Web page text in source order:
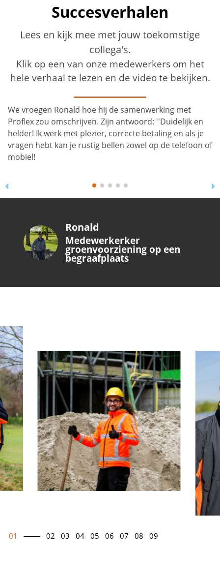
Succesverhalen
Lees en kijk mee met jouw toekomstige
collega's.
Klik op een van onze medewerkers om het
hele verhaal te lezen en de video te bekijken.
Ronald
Medewerkerker
groenvoorziening op een
begraafplaats
01 02 03 04 05 06 07 08 09